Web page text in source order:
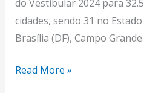
do Vestibular 2024 para
cidades, sendo 31 no
Brasília (DF), Campo
Read More »